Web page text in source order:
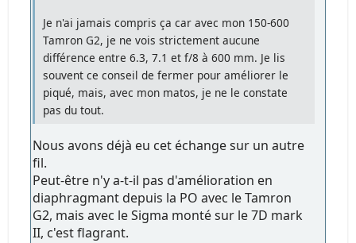
Je n'ai jamais compris ça car avec mon 150-600
Tamron G2, je ne vois strictement aucune
différence entre 6.3, 7.1 et f/8 à 600 mm. Je lis
souvent ce conseil de fermer pour améliorer le
piqué, mais, avec mon matos, je ne le constate
pas du tout.
Nous avons déjà eu cet échange sur un autre
fil.
Peut-être n'y a-t-il pas d'amélioration en
diaphragmant depuis la PO avec le Tamron
G2, mais avec le Sigma monté sur le 7D mark
II, c'est flagrant.